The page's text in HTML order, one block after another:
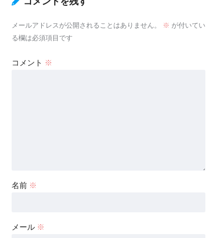
メールアドレスが公開されることはありません。 ※ が付いてい
る欄は必須項目です
コメント ※
名前 ※
メール ※